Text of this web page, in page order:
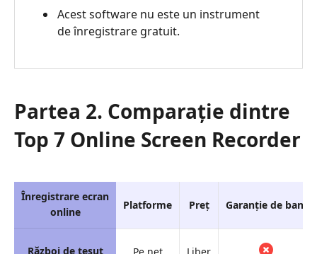
Acest software nu este un instrument
de înregistrare gratuit.
Partea 2. Comparație dintre
Top 7 Online Screen Recorder
Înregistrare ecran
online
Război de ţesut
Platforme Preț Garanție de bani
Pe net Liber